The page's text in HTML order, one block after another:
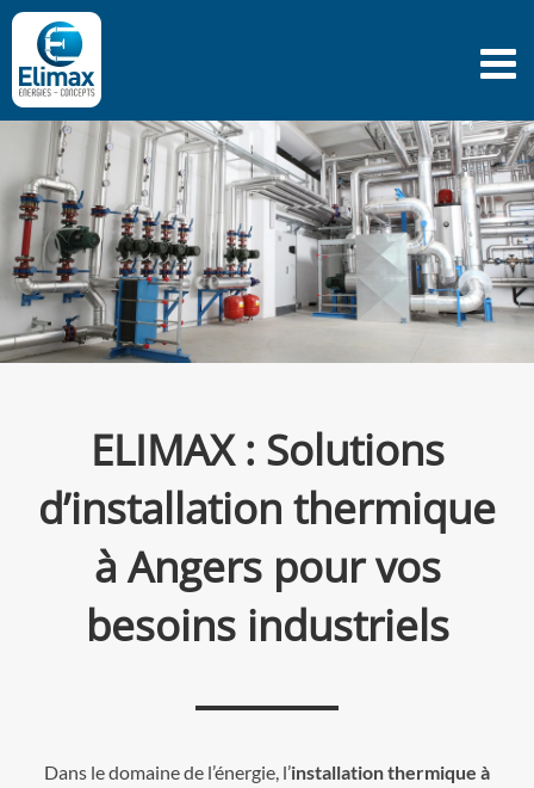
Passer
contenu
ELIMAX : Solutions
d’installation thermique
à Angers pour vos
besoins industriels
Dans le domaine de l’énergie, l’installation thermique à